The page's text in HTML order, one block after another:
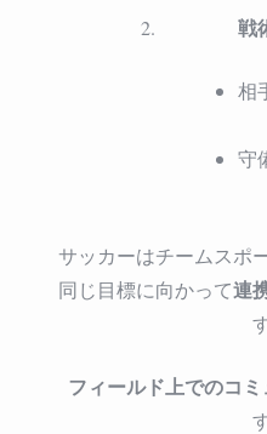
戦
相
守
サッカーはチームスポ
同じ目標に向かって連
フィールド上でのコ